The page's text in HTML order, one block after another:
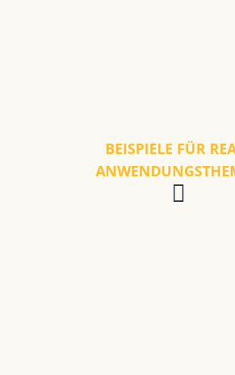
BEISPIELE FÜR